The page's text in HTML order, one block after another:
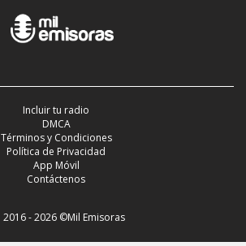
Incluir tu radio
DMCA
Términos y Condiciones
Política de Privacidad
App Móvil
Contáctenos
2016 - 2026 ©Mil Emisoras